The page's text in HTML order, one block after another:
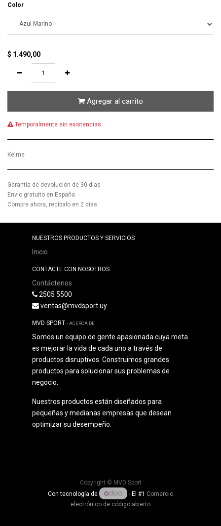
Color
$ 1.490,00
Agregar al carrito
Temporalmente sin existencias
Kelme
Garantía de devolución de 30 días
Envío gratuito en España
Compre ahora, recíbalo en 2 días.
NUESTROS PRODUCTOS Y SERVICIOS
Inicio
CONTACTE CON NOSOTROS
Contáctenos
2505 5500
ventas@mvdsport.uy
MVD SPORT -ACERCA DE
Somos un equipo de gente apasionada cuya meta
es mejorar la vida de cada uno a través de
productos disruptivos. Construimos grandes
productos para solucionar sus problemas de
negocio.
Nuestros productos están diseñados para
pequeñas y medianas empresas que desean
optimizar su desempeño.
Copyright © MVD Sport
Con tecnología de
- El #1 Comercio
electrónico de código abierto